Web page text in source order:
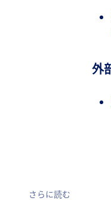
外
さらに読む